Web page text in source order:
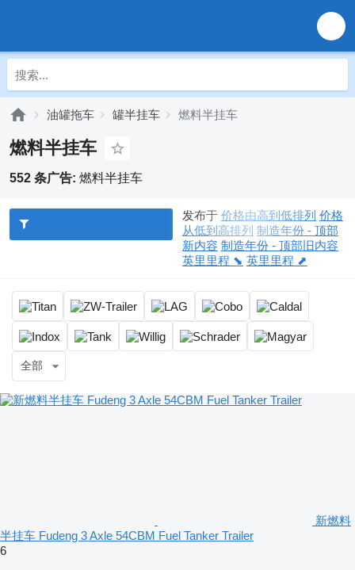
油罐拖车 罐半挂车 燃料半挂车
燃料半挂车
552 条广告: 燃料半挂车
发布于 价格由高到低排列 价格
从低到高排列 制造年份 - 顶部
新内容 制造年份 - 顶部旧内容
英里里程 ⬊ 英里里程 ⬈
全部
新燃料
半挂车 Fudeng 3 Axle 54CBM Fuel Tanker Trailer
6